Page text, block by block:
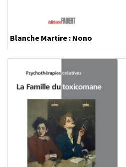
Blanche Martire : Nono